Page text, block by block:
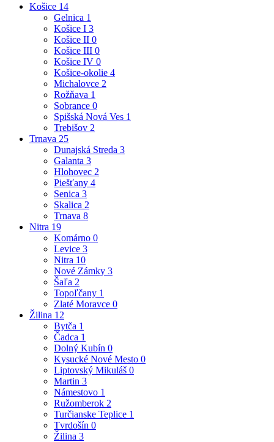
Košice 14
Gelnica 1
Košice I 3
Košice II 0
Košice III 0
Košice IV 0
Košice-okolie 4
Michalovce 2
Rožňava 1
Sobrance 0
Spišská Nová Ves 1
Trebišov 2
Trnava 25
Dunajská Streda 3
Galanta 3
Hlohovec 2
Piešťany 4
Senica 3
Skalica 2
Trnava 8
Nitra 19
Komárno 0
Levice 3
Nitra 10
Nové Zámky 3
Šaľa 2
Topoľčany 1
Zlaté Moravce 0
Žilina 12
Bytča 1
Čadca 1
Dolný Kubín 0
Kysucké Nové Mesto 0
Liptovský Mikuláš 0
Martin 3
Námestovo 1
Ružomberok 2
Turčianske Teplice 1
Tvrdošín 0
Žilina 3